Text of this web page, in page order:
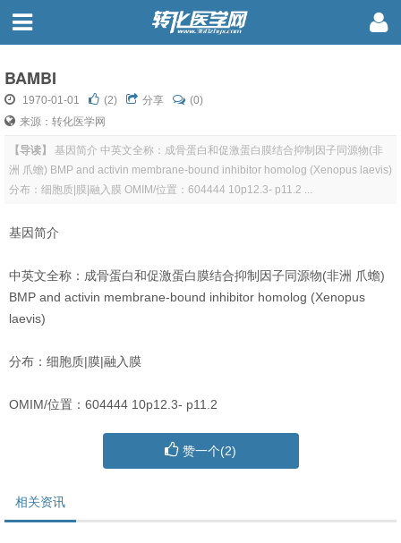
BAMBI
1970-01-01 (2) 分享
(0)
来源：转化医学网
【导读】
基因简介 中英文全称：成骨蛋白和促激蛋白膜结合抑制因子同源物(非
洲 爪蟾) BMP and activin membrane-bound inhibitor homolog (Xenopus laevis)
分布：细胞质|膜|融入膜 OMIM/位置：604444 10p12.3- p11.2 ...
基因简介
中英文全称：成骨蛋白和促激蛋白膜结合抑制因子同源物(非洲 爪蟾)
BMP and activin membrane-bound inhibitor homolog (Xenopus
laevis)
分布：细胞质|膜|融入膜
OMIM/位置：604444 10p12.3- p11.2
赞一个(2)
相关资讯